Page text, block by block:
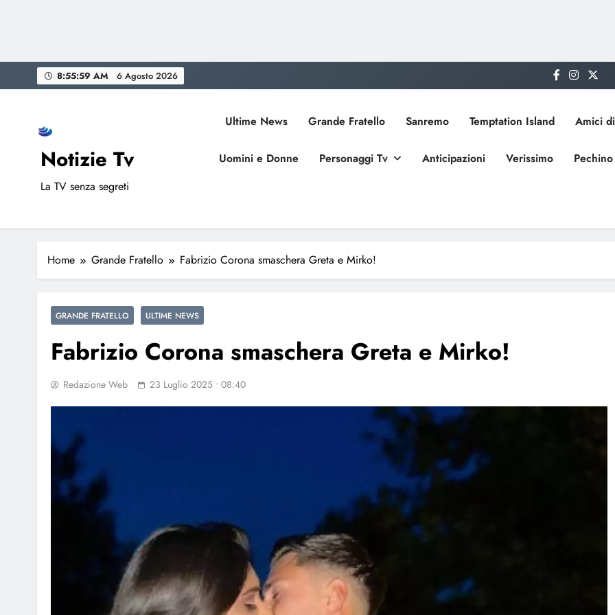
to
8:56:00 AM 6 Agosto 2026
Notizie Tv
La TV senza segreti
Ultime News Grande Fratello Sanremo Temptation Island Amici
Uomini e Donne Personaggi Tv Anticipazioni Verissimo
Home Grande Fratello Fabrizio Corona smaschera Greta e Mirko!
GRANDE FRATELLO ULTIME NEWS
Fabrizio Corona smaschera Greta e Mirko!
Redazione Web 23 Luglio 2025 • 08:40